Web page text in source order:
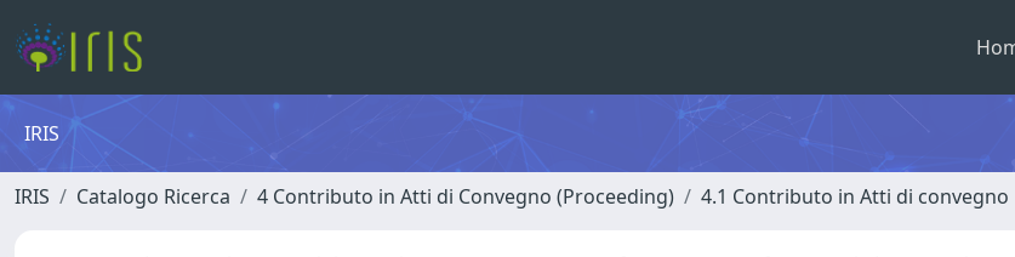
IRIS
IRIS Catalogo Ricerca 4 Contributo in Atti di Convegno (Proceeding) 4.1 Contributo in Atti di convegno